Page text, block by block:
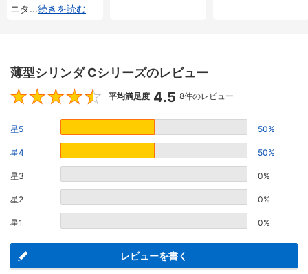
ニタ...続きを読む
薄型シリンダ Cシリーズのレビュー
4.5
平均満足度 4.5 8件のレビュー
星5 50%
星4 50%
星3 0%
星2 0%
星1 0%
レビューを書く